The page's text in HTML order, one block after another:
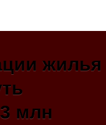
жилья
млн